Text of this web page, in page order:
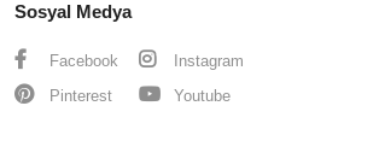
Sosyal Medya
Facebook
Instagram
Pinterest
Youtube